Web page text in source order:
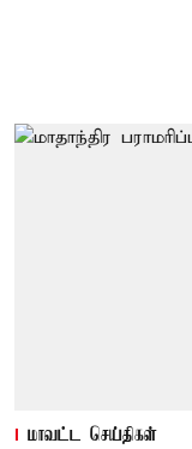
மாவட்ட செய்திகள்